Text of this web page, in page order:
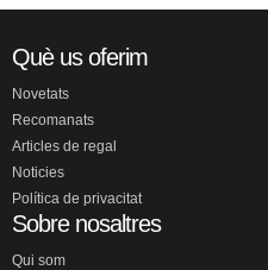
Què us oferim
Novetats
Recomanats
Articles de regal
Noticies
Política de privacitat
Sobre nosaltres
Qui som